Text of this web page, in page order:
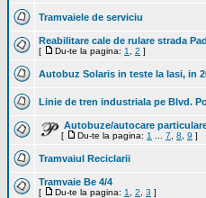
Tramvaiele de serviciu
Reabilitare cale de rulare strada
[ Du-te la pagina: 1 2 ]
Autobuz Solaris in teste la Iasi, in
Linie de tren industriala pe Blvd.
Autobuze/autocare
[ Du-te la pagina: 1 7 8 9 ]
Tramvaiul Reciclarii
Tramvaie Be 4/4
[ Du-te la pagina: 1 2 3 ]